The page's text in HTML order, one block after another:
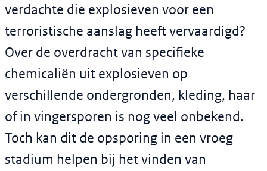
verdachte die explosieven voor een
terroristische aanslag heeft vervaardigd?
Over de overdracht van specifieke
chemicaliën uit explosieven op
verschillende ondergronden, kleding, haar
of in vingersporen is nog veel onbekend.
Toch kan dit de opsporing in een vroeg
stadium helpen bij het vinden van